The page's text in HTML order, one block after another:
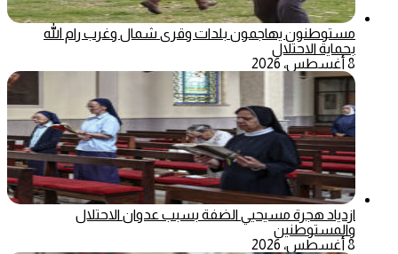
مستوطنون يهاجمون بلدات وقرى شمال وغرب رام الله
بحماية الاحتلال
8 أغسطس، 2026
ازدياد هجرة مسيحيي الضفة بسبب عدوان الاحتلال
والمستوطنين
8 أغسطس، 2026